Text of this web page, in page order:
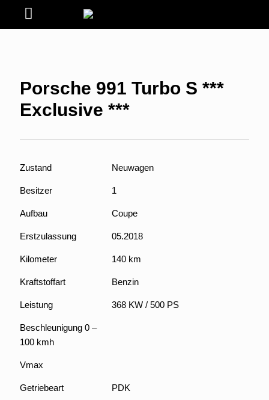
Porsche 991 Turbo S ***
Exclusive ***
Zustand Neuwagen
Besitzer 1
Aufbau Coupe
Erstzulassung 05.2018
Kilometer 140 km
Kraftstoffart Benzin
Leistung 368 KW / 500 PS
Beschleunigung 0 –
100 kmh
Vmax
Getriebeart PDK